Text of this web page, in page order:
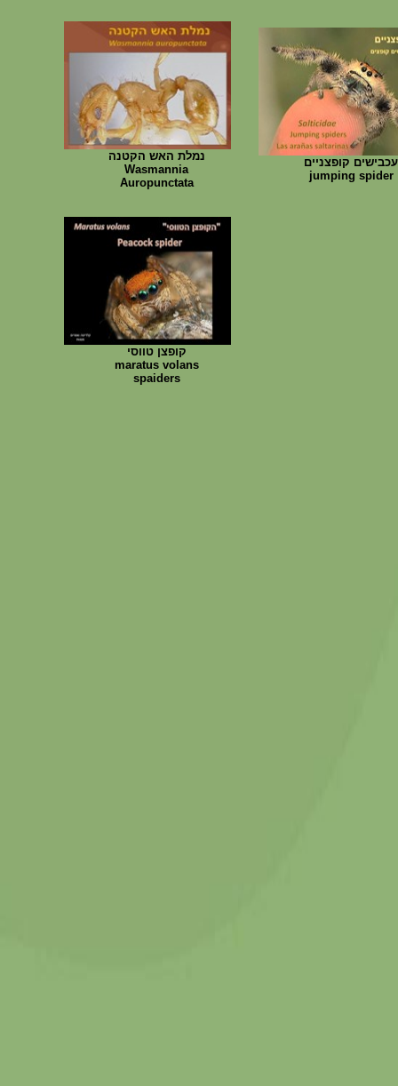
נמלת האש הקטנה
Wasmannia
Auropunctata
עכבישים קופצניים
jumping spider
קופצן טווסי
maratus volans
spaiders